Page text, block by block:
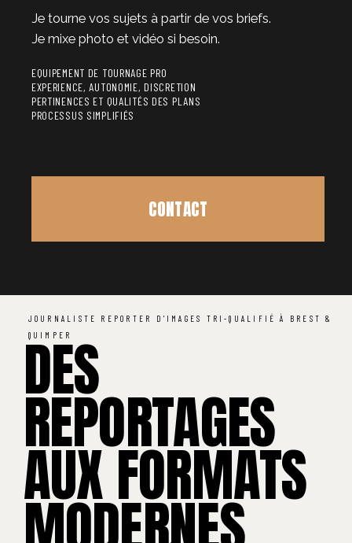
Je tourne vos sujets à partir de vos briefs.
Je mixe photo et vidéo si besoin.
CONTACT
EQUIPEMENT DE TOURNAGE PRO
EXPERIENCE, AUTONOMIE, DISCRETION
PERTINENCES ET QUALITÉS DES PLANS
PROCESSUS SIMPLIFIÉS
JOURNALISTE REPORTER D'IMAGES TRI-QUALIFIÉ À BREST &
QUIMPER
DES
REPORTAGES
AUX FORMATS